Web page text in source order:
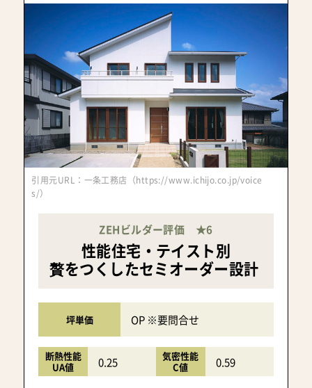
引用元URL：一条工務店（https://www.ichijo.co.jp/voice
s/）
ZEHビルダー評価 ★6
性能住宅・テイスト別
贅をつくしたセミオーダー設計
坪単価 OP ※要問合せ
断熱性能
UA値
0.25
気密性能
C値
0.59